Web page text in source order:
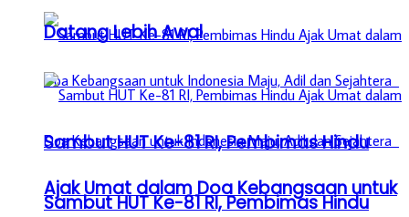
Sambut HUT Ke-81 RI, Pembimas Hindu
Ajak Umat dalam Doa Kebangsaan untuk
Datang Lebih Awal
Sambut HUT Ke-81 RI, Pembimas Hindu